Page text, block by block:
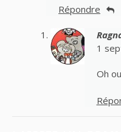
Répondre
1
Oh